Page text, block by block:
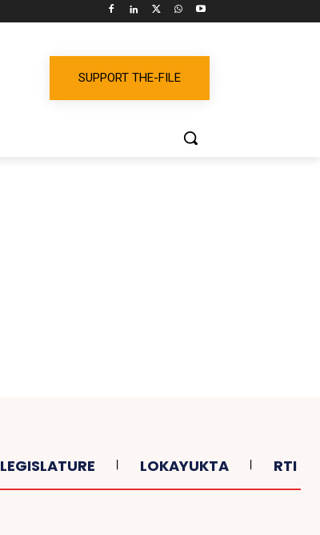
SUPPORT THE-FILE
LEGISLATURE LOKAYUKTA RTI